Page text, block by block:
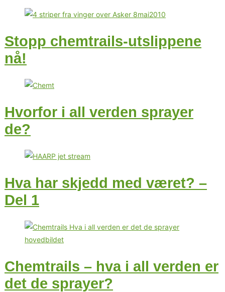
Stopp chemtrails-utslippene
nå!
Hvorfor i all verden sprayer
de?
Hva har skjedd med været? –
Del 1
Chemtrails – hva i all verden er
det de sprayer?